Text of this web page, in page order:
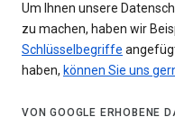
Um Ihnen unsere
zu machen, haben wir
Schlüsselbegriffe
haben, können Sie uns
VON GOOGLE ERHOBENE